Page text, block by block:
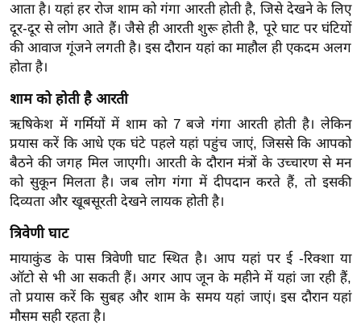
त
यं
ग
इं
डि
या
सा
हि
त्य
ज
ग
ऑ
टो
व
आता है। यहां हर रोज शाम को गंगा आरती होती है, जिसे देखने के लिए
दूर-दूर से लोग आते हैं। जैसे ही आरती शुरू होती है, पूरे घाट पर घंटियों
की आवाज गूंजने लगती है। इस दौरान यहां का माहौल ही एकदम अलग
होता है।
शाम को होती है आरती
ऋषिकेश में गर्मियों में शाम को 7 बजे गंगा आरती होती है। लेकिन
प्रयास करें कि आधे एक घंटे पहले यहां पहुंच जाएं, जिससे कि आपको
बैठने की जगह मिल जाएगी। आरती के दौरान मंत्रों के उच्चारण से मन
को सुकून मिलता है। जब लोग गंगा में दीपदान करते हैं, तो इसकी
दिव्यता और खूबसूरती देखने लायक होती है।
त्र‍िवेणी घाट
मायाकुंड के पास त्रिवेणी घाट स्थित है। आप यहां पर ई -रिक्शा या
ऑटो से भी आ सकती हैं। अगर आप जून के महीने में यहां जा रही हैं,
तो प्रयास करें कि सुबह और शाम के समय यहां जाएं। इस दौरान यहां
मौसम सही रहता है।